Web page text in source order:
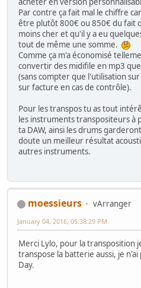
Par contre ça fait mal le chiffre
être plutôt 800€ ou 850€ du fait
moins cher et qu'il y a eu
tout de même une somme.
Comme ça m'a économisé
convertir des midifile en mp3
(sans compter que l'utilisation
sur facture en cas de contrôle).
Pour les transpos tu as tout
les instruments transpositeurs à
ta DAW, ainsi les drums
doute un meilleur résultat
autres instruments.
moessieurs
vArranger
January 04, 2016, 05:38:29 PM
Merci Lylo, pour la transposition
transpose la batterie aussi, je
Day.